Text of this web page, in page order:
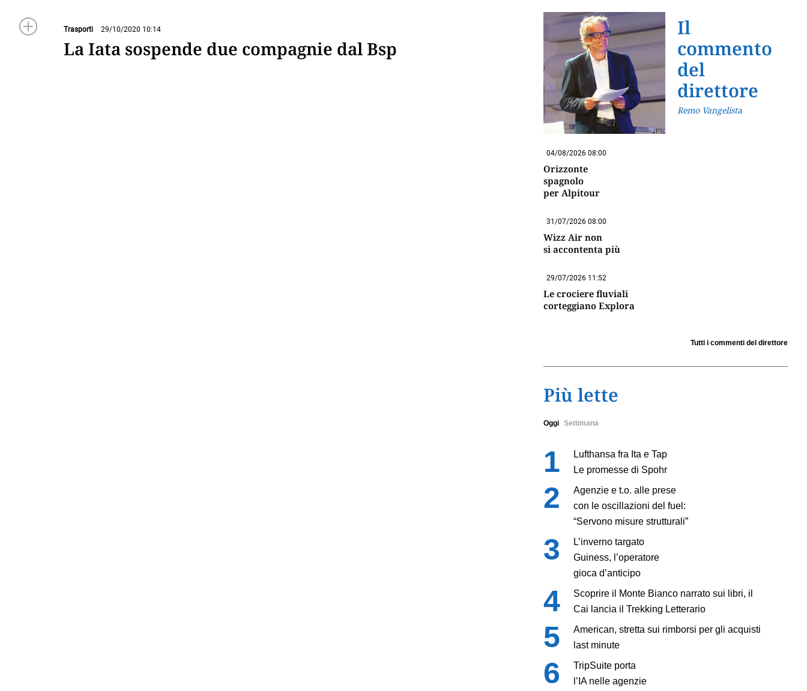
Trasporti 29/10/2020 10:14
La Iata sospende due compagnie dal Bsp
Il
commento
del
direttore
Remo Vangelista
04/08/2026 08:00
Orizzonte
spagnolo
per Alpitour
31/07/2026 08:00
Wizz Air non
si accontenta più
29/07/2026 11:52
Le crociere fluviali
corteggiano Explora
Tutti i commenti del direttore
Più lette
Oggi Settimana
Lufthansa fra Ita e Tap
Le promesse di Spohr
Agenzie e t.o. alle prese
con le oscillazioni del fuel:
“Servono misure strutturali”
L’inverno targato
Guiness, l’operatore
gioca d’anticipo
Scoprire il Monte Bianco narrato sui libri, il
Cai lancia il Trekking Letterario
American, stretta sui rimborsi per gli acquisti
last minute
TripSuite porta
l’IA nelle agenzie